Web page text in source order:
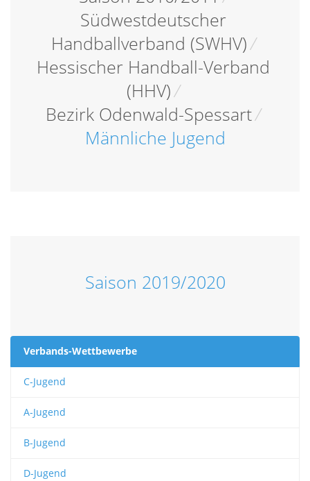
Südwestdeutscher
Handballverband (SWHV)/
Hessischer Handball-Verband
(HHV)/
Bezirk Odenwald-Spessart/
Männliche Jugend
Saison 2019/2020
Verbands-Wettbewerbe
C-Jugend
A-Jugend
B-Jugend
D-Jugend